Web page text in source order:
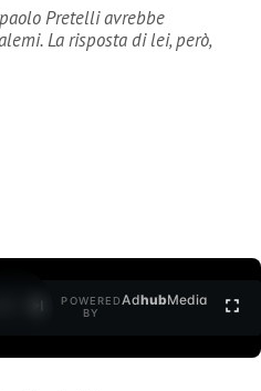
Pretelli avrebbe
La risposta di lei, però,
POWERED
BY
AdhubMedia